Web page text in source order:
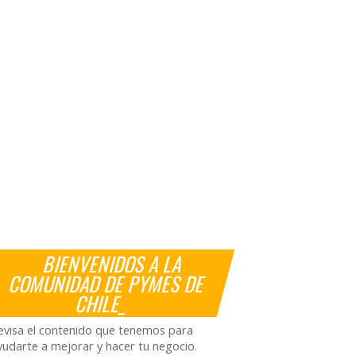
BIENVENIDOS A LA
COMUNIDAD DE PYMES DE
CHILE_
el contenido que tenemos para
a mejorar y hacer tu negocio.